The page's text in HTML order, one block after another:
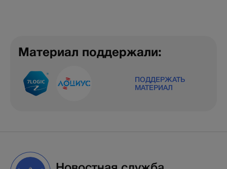
Материал поддержали:
ПОДДЕРЖАТЬ
МАТЕРИАЛ